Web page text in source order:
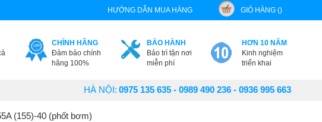
HƯỚNG DẪN MUA HÀNG GIỎ HÀNG ()
CHÍNH HÃNG
Đảm bảo chính
hãng 100%
BẢO HÀNH
Bảo trì tận nơi
miễn phí
HƠN 10 NĂM
Kinh nghiệm
triển khai
HÀ NỘI: 0975 135 635 - 0989 490 236 - 0936 995 663
(155)-40 (phốt bơm)